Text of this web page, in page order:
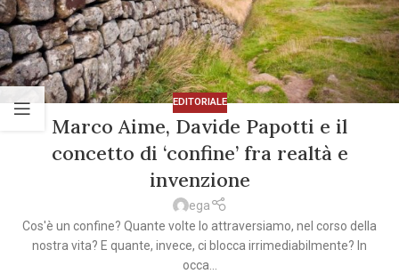
EDITORIALE
Marco Aime, Davide Papotti e il
concetto di ‘confine’ fra realtà e
invenzione
ega
Cos'è un confine? Quante volte lo attraversiamo, nel corso della
nostra vita? E quante, invece, ci blocca irrimediabilmente? In
occa...